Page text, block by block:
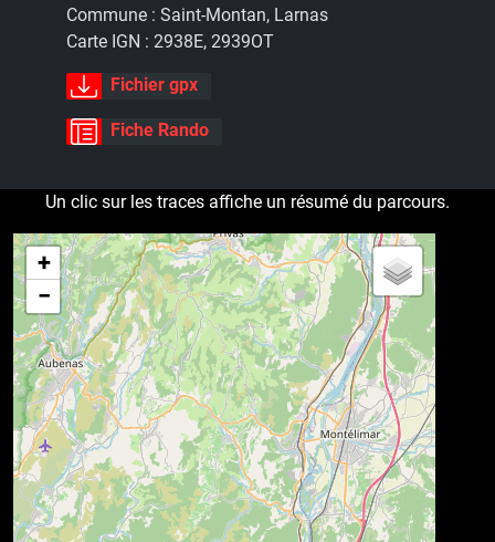
Commune : Saint-Montan, Larnas
Carte IGN : 2938E, 2939OT
Fichier gpx
Fiche Rando
Un clic sur les traces affiche un résumé du parcours.
+
−